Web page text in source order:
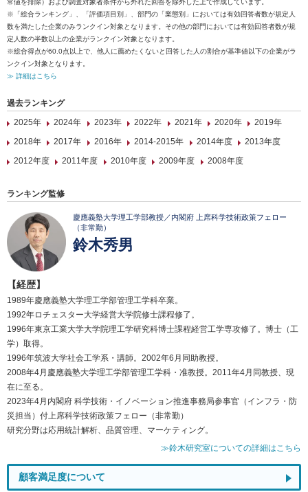
常値を排除）および調査対象者条件から外れた回答を除外した上で作成しています。
※「総合ランキング」、「評価項目別」、部門の「業態別」においては有効回答者数が規定人
数を満たした企業のみランクイン対象となります。その他の部門においては有効回答者数が規
定人数の半数以上の企業がランクイン対象となります。
※総合得点が60.0点以上で、他人に薦めたくないと回答した人の割合が基準値以下の企業がラ
ンクイン対象となります。
≫ 詳細はこちら
過去ランキング
2025年
2024年 2023年 2022年 2021年 2020年
2019年
2018年
2017年 2016年 2014-2015年 2014年度
2013年度
2012年度
2011年度 2010年度 2009年度 2008年度
ランキング監修
慶應義塾大学理工学部教授／内閣府 上席科学技術政策フェロー
（非常勤）
鈴木秀男
【経歴】
1989年慶應義塾大学理工学部管理工学科卒業。
1992年ロチェスター大学経営大学院修士課程修了。
1996年東京工業大学大学院理工学研究科博士課程経営工学専攻修了。博士（工
学）取得。
1996年筑波大学社会工学系・講師。2002年6月同助教授。
2008年4月慶應義塾大学理工学部管理工学科・准教授。2011年4月同教授、現
在に至る。
2023年4月内閣府 科学技術・イノベーション推進事務局参事官（インフラ・防
災担当）付上席科学技術政策フェロー（非常勤）
研究分野は応用統計解析、品質管理、マーケティング。
≫鈴木研究室についての詳細はこちら
顧客満足度について